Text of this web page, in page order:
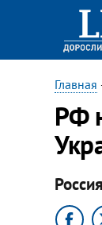
Главная
РФ